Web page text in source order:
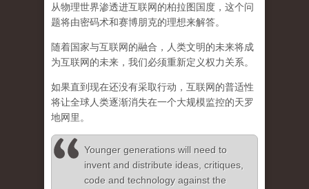
从物理世界渗透进互联网的柏拉图国度，这个问
题将由密码术和赛博朋克的理想来解答。
随着国家与互联网的融合，人类文明的未来将成
为互联网的未来，我们必须重新定义权力关系。
如果直到现在还没有采取行动，互联网的普适性
将让全球人类逐渐消失在一个大规模监控的天罗
地网里。
Younger generations will need to
invent and distribute ideas, critiques,
code and technology against the